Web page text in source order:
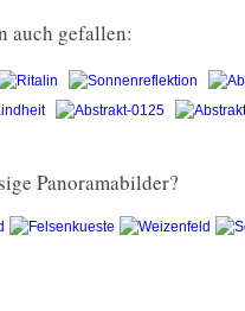
auch gefallen:
Panoramabilder?